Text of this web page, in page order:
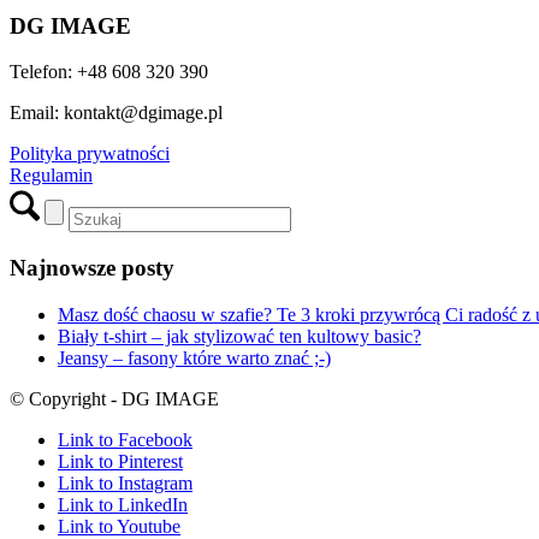
DG IMAGE
Telefon: +48 608 320 390
Email: kontakt@dgimage.pl
Polityka prywatności
Regulamin
Najnowsze posty
Masz dość chaosu w szafie? Te 3 kroki przywrócą Ci radość z
Biały t-shirt – jak stylizować ten kultowy basic?
Jeansy – fasony które warto znać ;-)
© Copyright - DG IMAGE
Link to Facebook
Link to Pinterest
Link to Instagram
Link to LinkedIn
Link to Youtube